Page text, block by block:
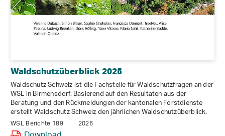
Waldschutzüberblick 2025
Waldschutz Schweiz ist die Fachstelle für Waldschutzfragen an der
WSL in Birmensdorf. Basierend auf den Resultaten aus der
Beratung und den Rückmeldungen der kantonalen Forstdienste
erstellt Waldschutz Schweiz den jährlichen Waldschutzüberblick.
WSL Berichte 189 2026